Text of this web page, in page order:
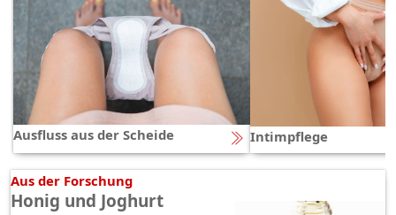
Ausfluss aus der Scheide Intimpflege
Aus der Forschung
Honig und Joghurt